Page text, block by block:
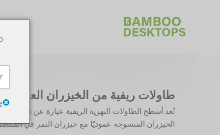
طاولات ريفية من الخيزران العمودي
تُعد أسطح الطاولات النهرية الريفية عبارة عن
الخيزران المنسوجة عموديًا مع خيزران النمر في